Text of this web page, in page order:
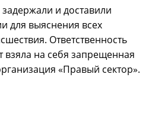
и доставили
для выяснения всех
Ответственность
взяла на себя запрещенная
«Правый сектор».